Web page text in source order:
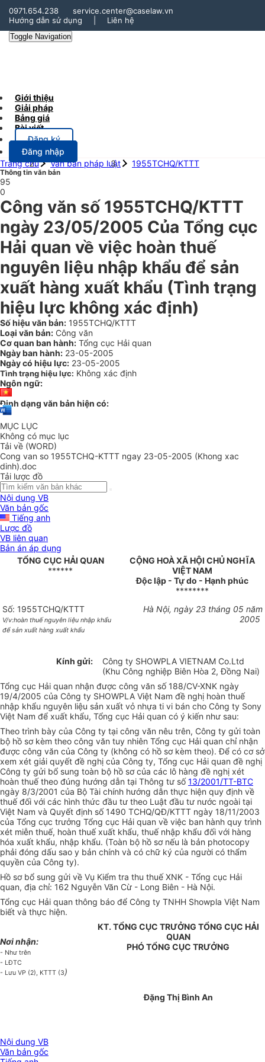
0971.654.238
service.center@caselaw.vn
Hướng dẫn sử dụng
Liên hệ
Toggle Navigation
Giới thiệu
Giải pháp
Bảng giá
Bài viết
Đăng ký
Đăng nhập
Trang chủ
Văn bản pháp luật 1955TCHQ/KTTT
Thông tin văn bản
95
0
Công văn số 1955TCHQ/KTTT
ngày 23/05/2005 Của Tổng cục
Hải quan về việc hoàn thuế
nguyên liệu nhập khẩu để sản
xuất hàng xuất khẩu (Tình trạng
hiệu lực không xác định)
Số hiệu văn bản: 1955TCHQ/KTTT
Loại văn bản: Công văn
Cơ quan ban hành: Tổng cục Hải quan
Ngày ban hành: 23-05-2005
Ngày có hiệu lực: 23-05-2005
Tình trạng hiệu lực: Không xác định
Ngôn ngữ:
Định dạng văn bản hiện có:
MỤC LỤC
Không có mục lục
Tải về (WORD)
Cong van so 1955TCHQ-KTTT ngay 23-05-2005 (Khong xac
dinh).doc
Tải lược đồ
Nội dung VB
Văn bản gốc
Tiếng anh
Lược đồ
VB liên quan
Bản án áp dụng
TỔNG CỤC HẢI QUAN
******
CỘNG HOÀ XÃ HỘI CHỦ NGHĨA
VIỆT NAM
Độc lập - Tự do - Hạnh phúc
********
Số: 1955TCHQ/KTTT
V/v:hoàn thuế nguyên liệu nhập khẩu
để sản xuất hàng xuất khẩu
Hà Nội, ngày 23 tháng 05 năm
2005
Kính gửi:
Công ty SHOWPLA VIETNAM Co.Ltd
(Khu Công nghiệp Biên Hòa 2, Đồng Nai)
Tổng cục Hải quan nhận được công văn số 188/CV-XNK ngày
19/4/2005 của Công ty SHOWPLA Việt Nam đề nghị hoàn thuế
nhập khẩu nguyên liệu sản xuất vỏ nhựa ti vi bán cho Công ty Sony
Việt Nam để xuất khẩu, Tổng cục Hải quan có ý kiến như sau:
Theo trình bày của Công ty tại công văn nêu trên, Công ty gửi toàn
bộ hồ sơ kèm theo công văn tuy nhiên Tổng cục Hải quan chỉ nhận
được công văn của Công ty (không có hồ sơ kèm theo). Để có cơ sở
xem xét giải quyết đề nghị của Công ty, Tổng cục Hải quan đề nghị
Công ty gửi bổ sung toàn bộ hồ sơ của các lô hàng đề nghị xét
hoàn thuế theo đúng hướng dẫn tại Thông tư số13/2001/TT-BTC
ngày 8/3/2001 của Bộ Tài chính hướng dẫn thực hiện quy định về
thuế đối với các hình thức đầu tư theo Luật đầu tư nước ngoài tại
Việt Nam và Quyết định số 1490 TCHQ/QĐ/KTTT ngày 18/11/2003
của Tổng cục trưởng Tổng cục Hải quan về việc ban hành quy trình
xét miễn thuế, hoàn thuế xuất khẩu, thuế nhập khẩu đối với hàng
hóa xuất khẩu, nhập khẩu. (Toàn bộ hồ sơ nếu là bản photocopy
phải đóng dấu sao y bản chính và có chữ ký của người có thẩm
quyền của Công ty).
Hồ sơ bổ sung gửi về Vụ Kiểm tra thu thuế XNK - Tổng cục Hải
quan, địa chỉ: 162 Nguyễn Văn Cừ - Long Biên - Hà Nội.
Tổng cục Hải quan thông báo để Công ty TNHH Showpla Việt Nam
biết và thực hiện.
Nơi nhận:
- Như trên
- LĐTC
- Lưu VP (2), KTTT (3)
KT. TỔNG CỤC TRƯỞNG TỔNG CỤC HẢI
QUAN
PHÓ TỔNG CỤC TRƯỞNG
Đặng Thị Bình An
Nội dung VB
Văn bản gốc